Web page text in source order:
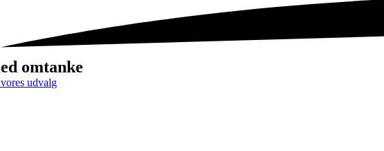
omtanke
udvalg